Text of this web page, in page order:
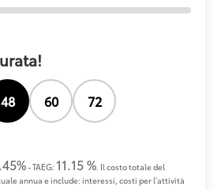
48 60 72
- TAEG: 11.15 %. Il costo totale del
annua e include: interessi, costi per l'attività